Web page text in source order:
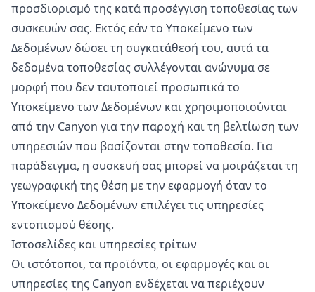
προσδιορισμό της κατά προσέγγιση τοποθεσίας των
συσκευών σας. Εκτός εάν το Υποκείμενο των
Δεδομένων δώσει τη συγκατάθεσή του, αυτά τα
δεδομένα τοποθεσίας συλλέγονται ανώνυμα σε
μορφή που δεν ταυτοποιεί προσωπικά το
Υποκείμενο των Δεδομένων και χρησιμοποιούνται
από την Canyon για την παροχή και τη βελτίωση των
υπηρεσιών που βασίζονται στην τοποθεσία. Για
παράδειγμα, η συσκευή σας μπορεί να μοιράζεται τη
γεωγραφική της θέση με την εφαρμογή όταν το
Υποκείμενο Δεδομένων επιλέγει τις υπηρεσίες
εντοπισμού θέσης.
Ιστοσελίδες και υπηρεσίες τρίτων
Οι ιστότοποι, τα προϊόντα, οι εφαρμογές και οι
υπηρεσίες της Canyon ενδέχεται να περιέχουν